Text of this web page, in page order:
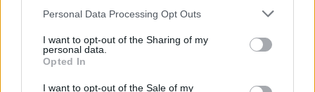
Personal Data Processing Opt Outs
I want to opt-out of the Sharing of my
personal data.
Opted In
I want to opt-out of the Sale of my
ΣΧΕΤΙΚA AΡΘΡΑ